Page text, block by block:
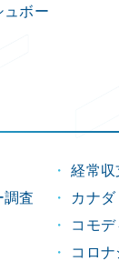
ュボー
経常収
調査
カナ
コモデ
コロナ